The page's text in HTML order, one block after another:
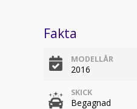
Fakta
MODELLÅR
2016
SKICK
Begagnad